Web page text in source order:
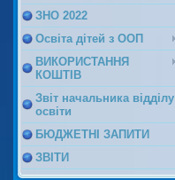
ЗНО 2022
Освіта дітей з ООП
ВИКОРИСТАННЯ
КОШТІВ
Звіт начальника відділу
освіти
БЮДЖЕТНІ ЗАПИТИ
ЗВІТИ